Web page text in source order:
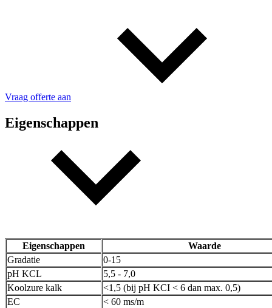
Vraag offerte aan
Eigenschappen
Eigenschappen
Waarde
Gradatie
0-15
pH KCL
5,5 - 7,0
Koolzure kalk
<1,5 (bij pH KCI < 6 dan max. 0,5)
EC
< 60 ms/m